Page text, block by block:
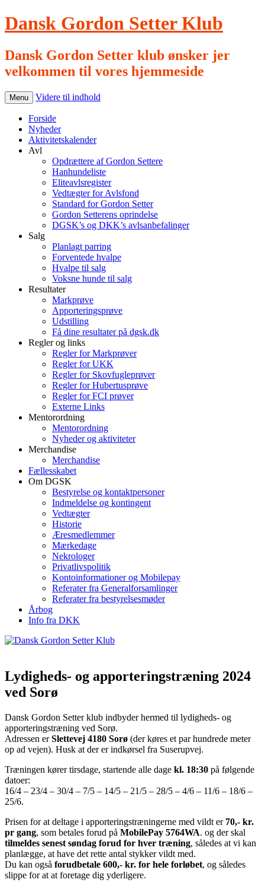
Dansk Gordon Setter Klub
Dansk Gordon Setter klub ønsker jer
velkommen til vores hjemmeside
Menu Videre til indhold
Forside
Nyheder
Aktivitetskalender
Avl
Opdrættere af Gordon Settere
Hanhundeliste
Eliteavlsregister
Vedtægter for Avlsfond
Standard for Gordon Setter
Gordon Setterens oprindelse
DGSK’s og DKK’s avlsanbefalinger
Salg
Planlagt parring
Forventede hvalpe
Hvalpe til salg
Voksne hunde til salg
Resultater
Markprøve
Apporteringsprøve
Udstilling
Få dine resultater på dgsk.dk
Regler og links
Regler for Markprøver
Regler for UKK
Regler for Skovfugleprøver
Regler for Hubertusprøve
Regler for FCI prøver
Externe Links
Mentorordning
Mentorordning
Nyheder og aktiviteter
Merchandise
Merchandise
Fællesskabet
Om DGSK
Bestyrelse og kontaktpersoner
Indmeldelse og kontingent
Vedtægter
Historie
Æresmedlemmer
Mærkedage
Nekrologer
Privatlivspolitik
Kontoinformationer og Mobilepay
Referater fra Generalforsamlinger
Referater fra bestyrelsesmøder
Årbog
Info fra DKK
Lydigheds- og apporteringstræning 2024
ved Sorø
Dansk Gordon Setter klub indbyder hermed til lydigheds- og
apporteringstræning ved Sorø.
Adressen erSlettevej 4180 Sorø (der køres et par hundrede meter
op ad vejen). Husk at der er indkørsel fra Suserupvej.
Træningen kører tirsdage, startende alle dage kl. 18:30 på følgende
datoer:
16/4 – 23/4 – 30/4 – 7/5 – 14/5 – 21/5 – 28/5 – 4/6 – 11/6 – 18/6 –
25/6.
Prisen for at deltage i apporteringstræningerne med vildt er 70,- kr.
pr gang, som betales forud på MobilePay 5764WA. og der skal
tilmeldes senest søndag forud for hver træning, således at vi kan
planlægge, at have det rette antal stykker vildt med.
Du kan også forudbetale 600,- kr. for hele forløbet, og således
slippe for at at foretage dig yderligere.